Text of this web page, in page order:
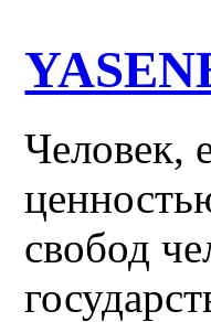
Человек,
свобод